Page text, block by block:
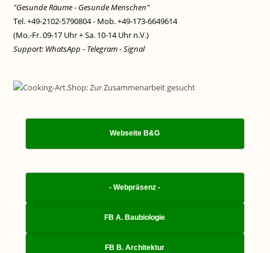
"Gesunde Räume - Gesunde Menschen"
Tel. +49-2102-5790804 - Mob. +49-173-6649614
(Mo.-Fr. 09-17 Uhr + Sa. 10-14 Uhr n.V.)
Support: WhatsApp - Telegram - Signal
Webseite B&G
- Webpräsenz -
FB A. Baubiologie
FB B. Architektur